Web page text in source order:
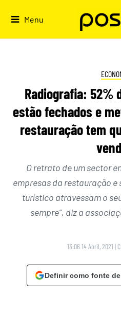
Menu
Radiografia: 52%
estão fechados e
restauração tem
O retrato de um sector
empresas da restauração
turístico atravessam o
sempre”, diz a
13:06 14 Abril, 2021 |
Definir como fonte